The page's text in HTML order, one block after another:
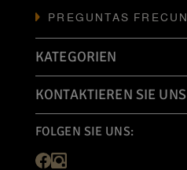
PREGUNTAS FRECUN
KATEGORIEN
KONTAKTIEREN SIE UNS
FOLGEN SIE UNS: